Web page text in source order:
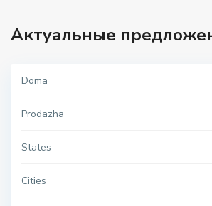
Актуальные
Doma
Prodazha
States
Cities